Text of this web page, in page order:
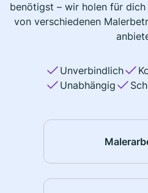
benötigst – wir holen für
von verschiedenen
Unverbindlich
Unabhängig